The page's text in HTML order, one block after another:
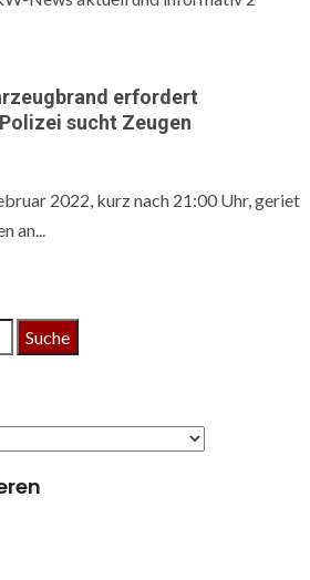
erfordert
sucht Zeugen
2022, kurz nach 21:00 Uhr, geriet
an...